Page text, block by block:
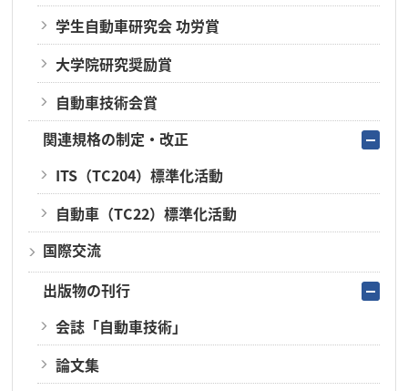
学生自動車研究会 功労賞
大学院研究奨励賞
自動車技術会賞
関連規格の制定・改正
ITS（TC204）標準化活動
自動車（TC22）標準化活動
国際交流
出版物の刊行
会誌「自動車技術」
論文集